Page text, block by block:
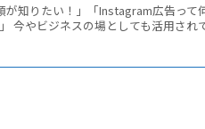
が知りたい！」「Instagram広告っ
今やビジネスの場としても活用さ